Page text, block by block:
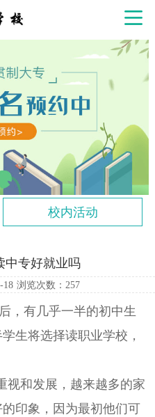
校内活动
中专好就业吗
18 浏览次数：257
有几乎一半的初中生
生将选择读职业学校，
和发展，越来越多的家
印象，因为最初他们可